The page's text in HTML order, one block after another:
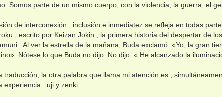
Somos parte de un mismo cuerpo, con la violencia, la guerra, el
de interconexión , inclusión e inmediatez se refleja en todas
, escrito por Keizan Jōkin , la primera historia del despertar de
. Al ver la estrella de la mañana, Buda exclamó: «Yo, la gran
Nótese lo que Buda no dijo. No dijo: « He alcanzado la
traducción, la otra palabra que llama mi atención es ,
experiencia : uji y zenki .